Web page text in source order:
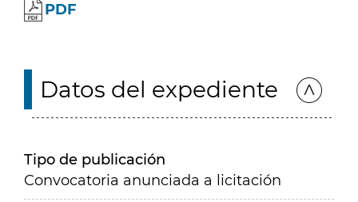
PDF
Datos del expediente
Tipo de publicación
Convocatoria anunciada a licitación